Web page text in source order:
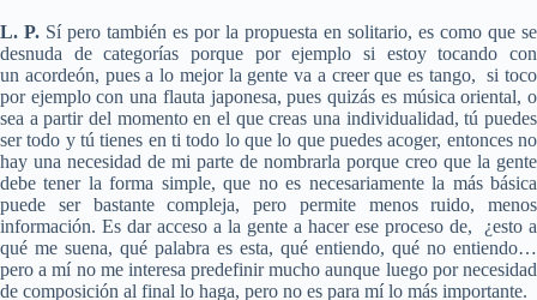
L. P. Sí pero también es por la propuesta en solitario, es como que se
desnuda de categorías porque por ejemplo si estoy tocando con
un acordeón, pues a lo mejor la gente va a creer que es tango, si toco
por ejemplo con una flauta japonesa, pues quizás es música oriental, o
sea a partir del momento en el que creas una individualidad, tú puedes
ser todo y tú tienes en ti todo lo que lo que puedes acoger, entonces no
hay una necesidad de mi parte de nombrarla porque creo que la gente
debe tener la forma simple, que no es necesariamente la más básica
puede ser bastante compleja, pero permite menos ruido, menos
información. Es dar acceso a la gente a hacer ese proceso de, ¿esto a
qué me suena, qué palabra es esta, qué entiendo, qué no entiendo…
pero a mí no me interesa predefinir mucho aunque luego por necesidad
de composición al final lo haga, pero no es para mí lo más importante.